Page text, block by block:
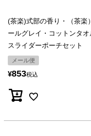
(茶楽)式部の香り・（茶楽
ールグレイ・コットンタオ
スライダーポーチセット
メール便
¥853税込